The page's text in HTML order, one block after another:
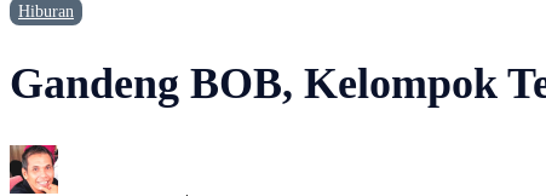
Hiburan
Gandeng BOB, Kelompok